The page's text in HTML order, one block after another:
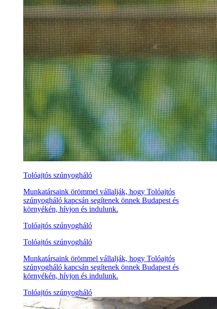
Tolóajtós szúnyogháló
Munkatársaink örömmel vállalják, hogy Tolóajtós
szúnyogháló kapcsán segítenek önnek Budapest és
környékén, hívjon és indulunk.
Tolóajtós szúnyogháló
Tolóajtós szúnyogháló
Munkatársaink örömmel vállalják, hogy Tolóajtós
szúnyogháló kapcsán segítenek önnek Budapest és
környékén, hívjon és indulunk.
Tolóajtós szúnyogháló